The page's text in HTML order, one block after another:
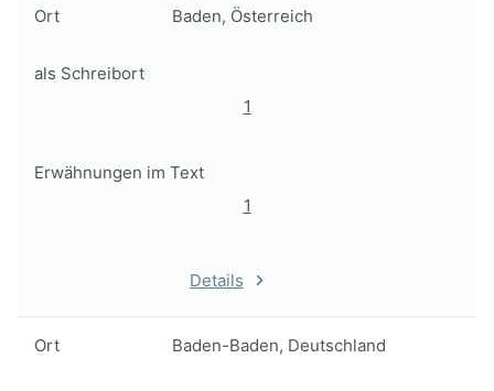
Ort Baden, Österreich
als Schreibort
1
Erwähnungen im Text
1
Details
Ort Baden-Baden, Deutschland